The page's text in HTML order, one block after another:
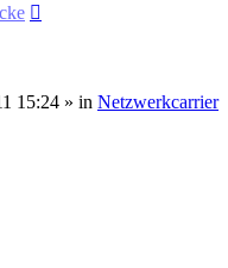
15:24 » in Netzwerkcarrier